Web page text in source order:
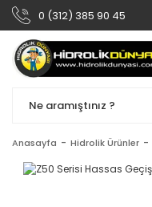
0 (312) 385 90 45
Anasayfa Hidrolik Ürünler